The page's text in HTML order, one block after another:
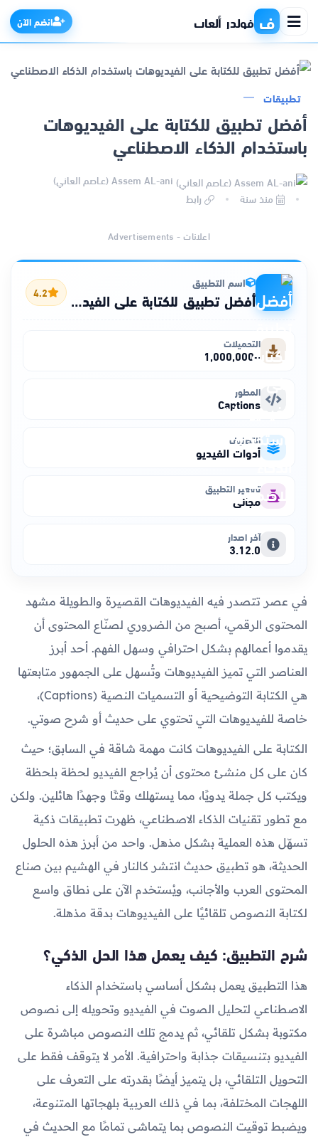
ف فولدر ألعاب انضم الآن
التطبيقات
الألعاب
تطبيقات
أفضل تطبيق للكتابة على الفيديوهات
باستخدام الذكاء الاصطناعي
منذ سنة
رابط
اعلانات - Advertisements
اسم التطبيق
أفضل تطبيق للكتابة على الفيديوهات باستخدام الذكاء الاصطناعي 4.2
التحميلات
+1,000,000
المطور
Captions
التصنيف
أدوات الفيديو
تسعير التطبيق
مجاني
آخر اصدار
3.12.0
في عصر تتصدر فيه الفيديوهات القصيرة والطويلة مشهد
المحتوى الرقمي، أصبح من الضروري لصنّاع المحتوى أن
يقدموا أعمالهم بشكل احترافي وسهل الفهم. أحد أبرز
العناصر التي تميز الفيديوهات وتُسهل على الجمهور متابعتها
هي الكتابة التوضيحية أو التسميات النصية (Captions)،
خاصة للفيديوهات التي تحتوي على حديث أو شرح صوتي.
الكتابة على الفيديوهات كانت مهمة شاقة في السابق؛ حيث
كان على كل منشئ محتوى أن يُراجع الفيديو لحظة بلحظة
ويكتب كل جملة يدويًا، مما يستهلك وقتًا وجهدًا هائلين. ولكن
مع تطور تقنيات الذكاء الاصطناعي، ظهرت تطبيقات ذكية
تسهّل هذه العملية بشكل مذهل. واحد من أبرز هذه الحلول
الحديثة، هو تطبيق حديث انتشر كالنار في الهشيم بين صناع
المحتوى العرب والأجانب، ويُستخدم الآن على نطاق واسع
لكتابة النصوص تلقائيًا على الفيديوهات بدقة مذهلة.
شرح التطبيق: كيف يعمل هذا الحل الذكي؟
هذا التطبيق يعمل بشكل أساسي باستخدام الذكاء
الاصطناعي لتحليل الصوت في الفيديو وتحويله إلى نصوص
مكتوبة بشكل تلقائي، ثم يدمج تلك النصوص مباشرة على
الفيديو بتنسيقات جذابة واحترافية. الأمر لا يتوقف فقط على
التحويل التلقائي، بل يتميز أيضًا بقدرته على التعرف على
اللهجات المختلفة، بما في ذلك العربية بلهجاتها المتنوعة،
ويضبط توقيت النصوص بما يتماشى تمامًا مع الحديث في